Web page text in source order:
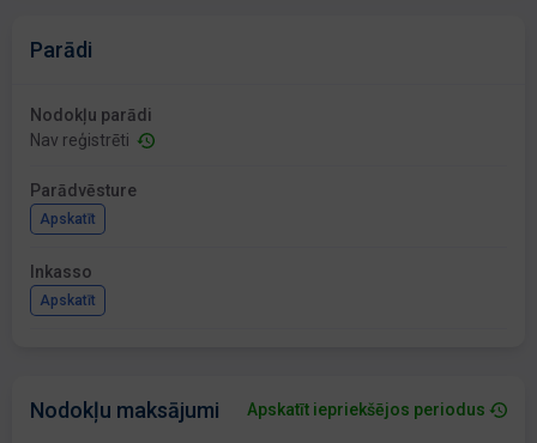
Parādi
Nodokļu parādi
Nav reģistrēti
Parādvēsture
Apskatīt
Inkasso
Apskatīt
Nodokļu maksājumi Apskatīt iepriekšējos periodus